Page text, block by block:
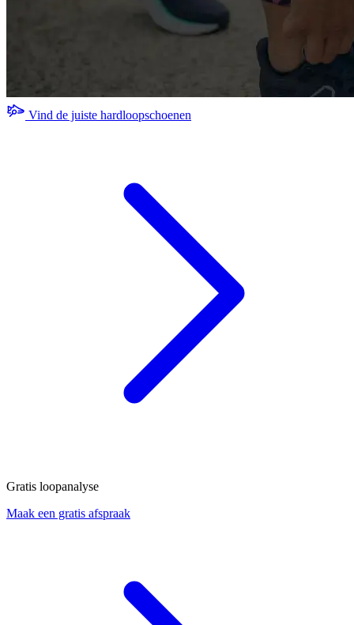
Vind de juiste hardloopschoenen
Gratis loopanalyse
Maak een gratis afspraak